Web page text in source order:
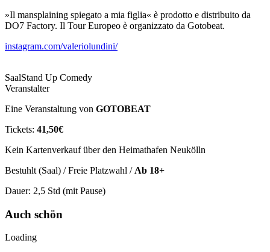
»Il mansplaining spiegato a mia figlia« è prodotto e distribuito da
DO7 Factory. Il Tour Europeo è organizzato da Gotobeat.
instagram.com/valeriolundini/
SaalStand Up Comedy
Veranstalter
Eine Veranstaltung von GOTOBEAT
Tickets: 41,50€
Kein Kartenverkauf über den Heimathafen Neukölln
Bestuhlt (Saal) / Freie Platzwahl / Ab 18+
Dauer: 2,5 Std (mit Pause)
Auch schön
Loading